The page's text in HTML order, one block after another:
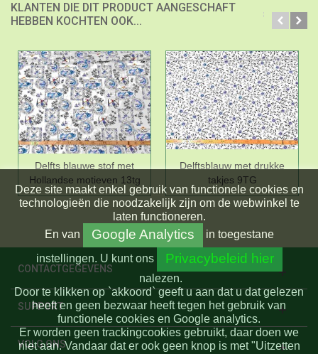
KLANTEN DIE DIT PRODUCT AANGESCHAFT
HEBBEN KOCHTEN OOK...
Delfts blauwe stof met
Hollandse motieven 13tg
Delftsblauw met drukke
takjes 9TG
CONTACTGEGEVENS
SUPPORT
VOLG ONS
Deze site maakt enkel gebruik van functionele cookies en
technologieën die noodzakelijk zijn om de webwinkel te
laten functioneren.
En van Google Analytics
in toegestane
instellingen. U kunt ons Privacybeleid hier
nalezen.
Door te klikken op `akkoord` geeft u aan dat u dat gelezen
heeft en geen bezwaar heeft tegen het gebruik van
functionele cookies en Google analytics.
Er worden geen trackingcookies gebruikt, daar doen we
niet aan. Vandaar dat er ook geen knop is met "Uitzetten